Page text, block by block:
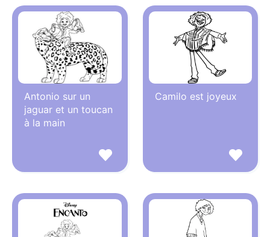
Antonio sur un
jaguar et un toucan
à la main
Camilo est joyeux